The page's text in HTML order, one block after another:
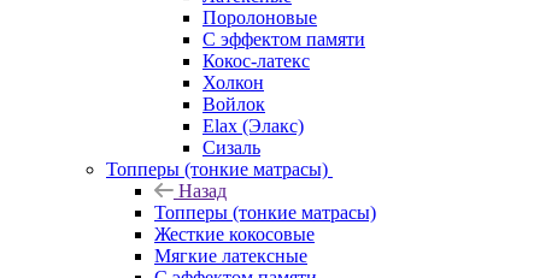
Поролоновые
С эффектом памяти
Кокос-латекс
Холкон
Войлок
Elax (Элакс)
Сизаль
Топперы (тонкие матрасы)
Назад
Топперы (тонкие матрасы)
Жесткие кокосовые
Мягкие латексные